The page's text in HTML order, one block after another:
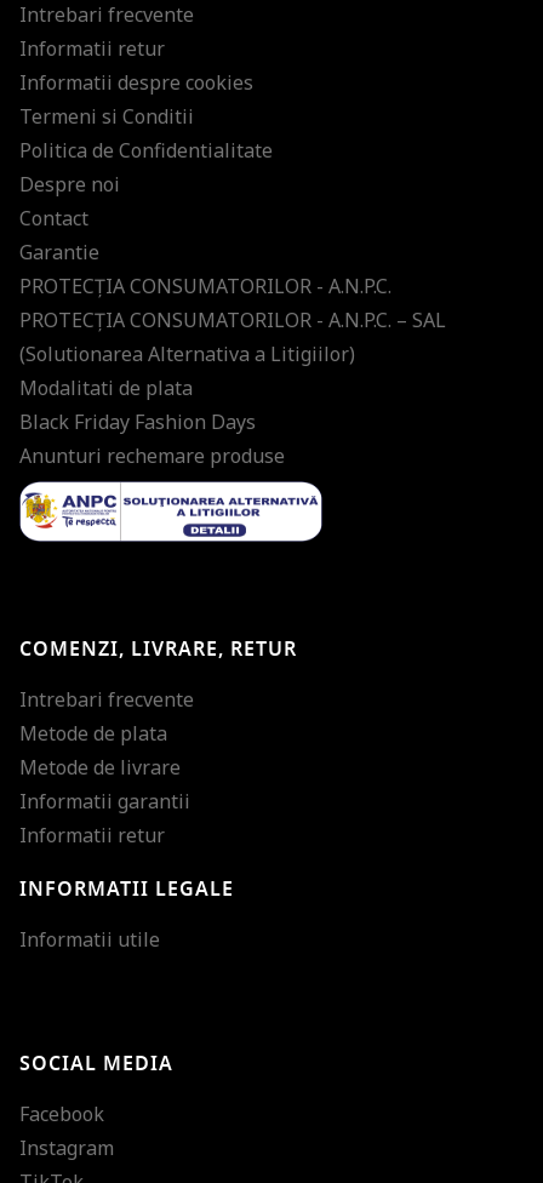
Intrebari frecvente
Informatii retur
Informatii despre cookies
Termeni si Conditii
Politica de Confidentialitate
Despre noi
Contact
Garantie
PROTECŢIA CONSUMATORILOR - A.N.P.C.
PROTECŢIA CONSUMATORILOR - A.N.P.C. – SAL
(Solutionarea Alternativa a Litigiilor)
Modalitati de plata
Black Friday Fashion Days
Anunturi rechemare produse
COMENZI, LIVRARE, RETUR
Intrebari frecvente
Metode de plata
Metode de livrare
Informatii garantii
Informatii retur
INFORMATII LEGALE
Informatii utile
SOCIAL MEDIA
Facebook
Instagram